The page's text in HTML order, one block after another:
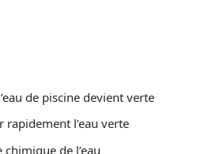
de piscine devient verte
rapidement l’eau verte
de l’eau